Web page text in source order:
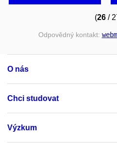
(26 /
Odpovědný kontakt:
O nás
Chci studovat
Výzkum